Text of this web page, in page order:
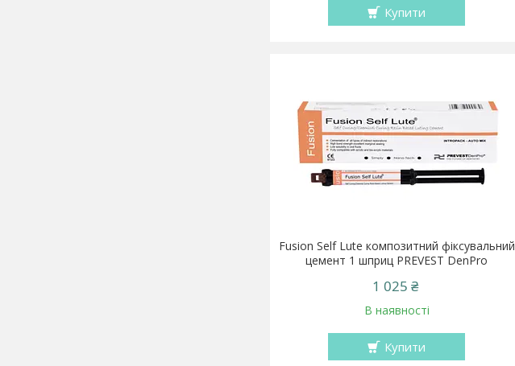
Купити
Fusion Self Lute композитний фіксувальний
цемент 1 шприц PREVEST DenPro
1 025 ₴
В наявності
Купити